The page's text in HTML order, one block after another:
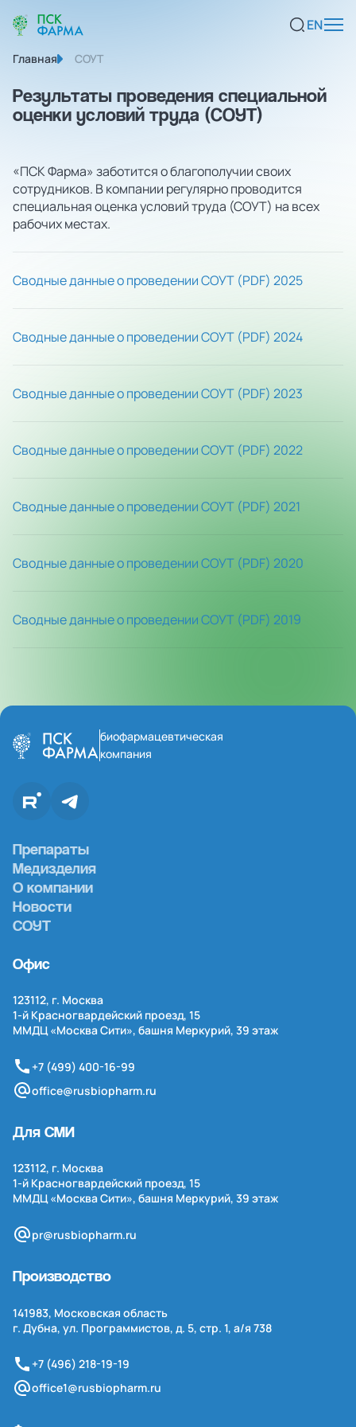
EN
Главная СОУТ
Результаты проведения специальной
оценки условий труда (СОУТ)
«ПСК Фарма» заботится о благополучии своих
сотрудников. В компании регулярно проводится
специальная оценка условий труда (СОУТ) на всех
рабочих местах.
Сводные данные о проведении СОУТ (PDF) 2025
Сводные данные о проведении СОУТ (PDF) 2024
Сводные данные о проведении СОУТ (PDF) 2023
Сводные данные о проведении СОУТ (PDF) 2022
Сводные данные о проведении СОУТ (PDF) 2021
Сводные данные о проведении СОУТ (PDF) 2020
Сводные данные о проведении СОУТ (PDF) 2019
биофармацевтическая
компания
Препараты
Медизделия
О компании
Новости
СОУТ
Офис
123112, г. Москва
1-й Красногвардейский проезд, 15
ММДЦ «Москва Сити», башня Меркурий, 39 этаж
+7 (499) 400-16-99
office@rusbiopharm.ru
Для СМИ
123112, г. Москва
1-й Красногвардейский проезд, 15
ММДЦ «Москва Сити», башня Меркурий, 39 этаж
pr@rusbiopharm.ru
Производство
141983, Московская область
г. Дубна, ул. Программистов, д. 5, стр. 1, а/я 738
+7 (496) 218-19-19
office1@rusbiopharm.ru